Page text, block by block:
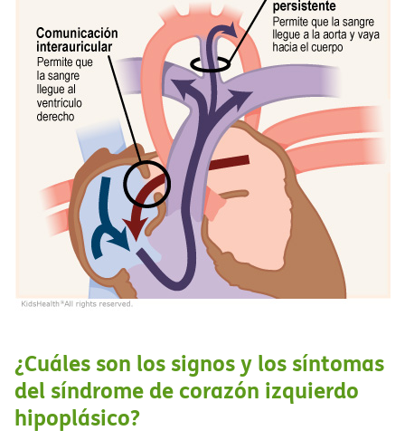
¿Cuáles son los signos y los síntomas
del síndrome de corazón izquierdo
hipoplásico?